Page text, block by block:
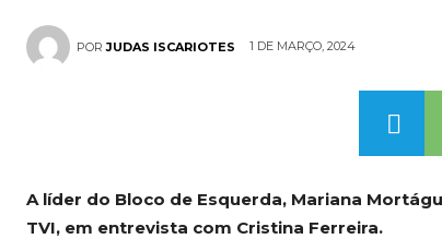
POR JUDAS ISCARIOTES 1 DE MARÇO, 2024
A líder do Bloco de Esquerda, Mariana
TVI, em entrevista com Cristina Ferreira.